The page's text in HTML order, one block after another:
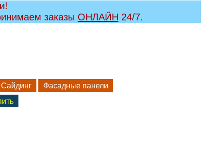
заказы ОНЛАЙН 24/7.
Сайдинг
Фасадные панели